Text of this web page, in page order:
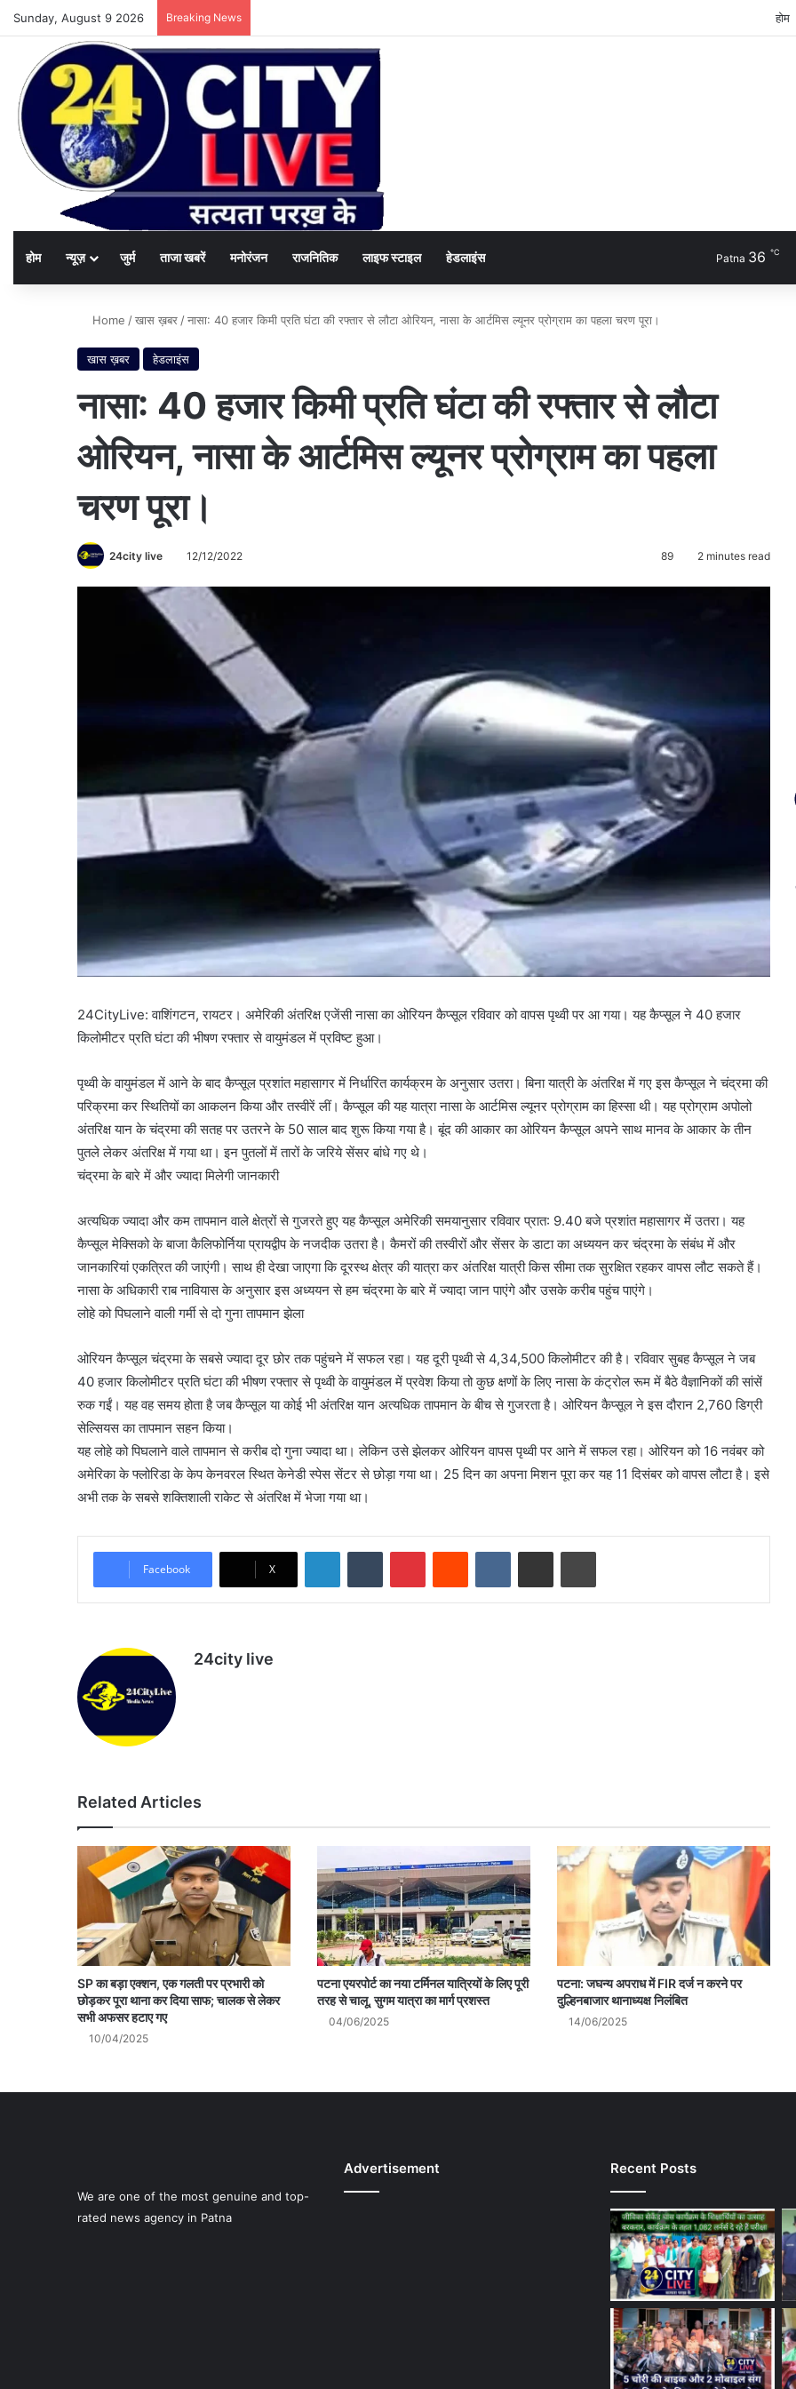
Sunday, August 9 2026 Breaking News होम
होम न्यूज़ जुर्म ताजा खबरें मनोरंजन राजनितिक लाइफ स्टाइल हेडलाइंस Patna 36 ℃
Home /खास ख़बर/नासा: 40 हजार किमी प्रति घंटा की रफ्तार से लौटा ओरियन, नासा के आर्टमिस ल्यूनर प्रोग्राम का पहला चरण पूरा।
खास ख़बर हेडलाइंस
नासा: 40 हजार किमी प्रति घंटा की रफ्तार से लौटा
ओरियन, नासा के आर्टमिस ल्यूनर प्रोग्राम का पहला
चरण पूरा।
24city live 12/12/2022 89 2 minutes read
24CityLive: वाशिंगटन, रायटर। अमेरिकी अंतरिक्ष एजेंसी नासा का ओरियन कैप्सूल रविवार को वापस पृथ्वी पर आ गया। यह कैप्सूल ने 40 हजार
किलोमीटर प्रति घंटा की भीषण रफ्तार से वायुमंडल में प्रविष्ट हुआ।
पृथ्वी के वायुमंडल में आने के बाद कैप्सूल प्रशांत महासागर में निर्धारित कार्यक्रम के अनुसार उतरा। बिना यात्री के अंतरिक्ष में गए इस कैप्सूल ने चंद्रमा की
परिक्रमा कर स्थितियों का आकलन किया और तस्वीरें लीं। कैप्सूल की यह यात्रा नासा के आर्टमिस ल्यूनर प्रोग्राम का हिस्सा थी। यह प्रोग्राम अपोलो
अंतरिक्ष यान के चंद्रमा की सतह पर उतरने के 50 साल बाद शुरू किया गया है। बूंद की आकार का ओरियन कैप्सूल अपने साथ मानव के आकार के तीन
पुतले लेकर अंतरिक्ष में गया था। इन पुतलों में तारों के जरिये सेंसर बांधे गए थे।
चंद्रमा के बारे में और ज्यादा मिलेगी जानकारी
अत्यधिक ज्यादा और कम तापमान वाले क्षेत्रों से गुजरते हुए यह कैप्सूल अमेरिकी समयानुसार रविवार प्रात: 9.40 बजे प्रशांत महासागर में उतरा। यह
कैप्सूल मेक्सिको के बाजा कैलिफोर्निया प्रायद्वीप के नजदीक उतरा है। कैमरों की तस्वीरों और सेंसर के डाटा का अध्ययन कर चंद्रमा के संबंध में और
जानकारियां एकत्रित की जाएंगी। साथ ही देखा जाएगा कि दूरस्थ क्षेत्र की यात्रा कर अंतरिक्ष यात्री किस सीमा तक सुरक्षित रहकर वापस लौट सकते हैं।
नासा के अधिकारी राब नावियास के अनुसार इस अध्ययन से हम चंद्रमा के बारे में ज्यादा जान पाएंगे और उसके करीब पहुंच पाएंगे।
लोहे को पिघलाने वाली गर्मी से दो गुना तापमान झेला
ओरियन कैप्सूल चंद्रमा के सबसे ज्यादा दूर छोर तक पहुंचने में सफल रहा। यह दूरी पृथ्वी से 4,34,500 किलोमीटर की है। रविवार सुबह कैप्सूल ने जब
40 हजार किलोमीटर प्रति घंटा की भीषण रफ्तार से पृथ्वी के वायुमंडल में प्रवेश किया तो कुछ क्षणों के लिए नासा के कंट्रोल रूम में बैठे वैज्ञानिकों की सांसें
रुक गईं। यह वह समय होता है जब कैप्सूल या कोई भी अंतरिक्ष यान अत्यधिक तापमान के बीच से गुजरता है। ओरियन कैप्सूल ने इस दौरान 2,760 डिग्री
सेल्सियस का तापमान सहन किया।
यह लोहे को पिघलाने वाले तापमान से करीब दो गुना ज्यादा था। लेकिन उसे झेलकर ओरियन वापस पृथ्वी पर आने में सफल रहा। ओरियन को 16 नवंबर को
अमेरिका के फ्लोरिडा के केप केनवरल स्थित केनेडी स्पेस सेंटर से छोड़ा गया था। 25 दिन का अपना मिशन पूरा कर यह 11 दिसंबर को वापस लौटा है। इसे
अभी तक के सबसे शक्तिशाली राकेट से अंतरिक्ष में भेजा गया था।
Facebook X
LinkedInTumblr PinterestReddit VKontakteShare via Email Print
24city live
Related Articles
SP का बड़ा एक्शन, एक गलती पर प्रभारी को
छोड़कर पूरा थाना कर दिया साफ; चालक से लेकर
सभी अफसर हटाए गए
10/04/2025
पटना एयरपोर्ट का नया टर्मिनल यात्रियों के लिए पूरी
तरह से चालू, सुगम यात्रा का मार्ग प्रशस्त
04/06/2025
पटना: जघन्य अपराध में FIR दर्ज न करने पर
दुल्हिनबाजार थानाध्यक्ष निलंबित
14/06/2025
We are one of the most genuine and top-
rated news agency in Patna
Advertisement Recent Posts